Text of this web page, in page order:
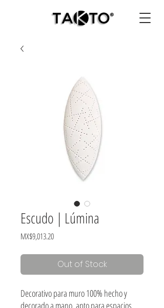
Escudo | Lúmina
MX$9,013.20Price
Out of Stock
Decorativo para muro 100% hecho y
decorado a mano, apto para espacios